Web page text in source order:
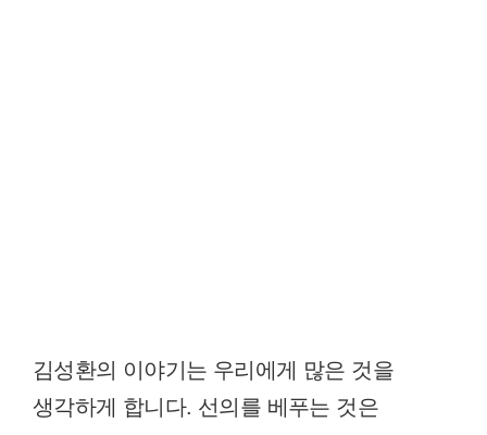
김성환의 이야기는 우리에게 많은 것을
생각하게 합니다. 선의를 베푸는 것은